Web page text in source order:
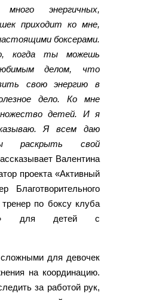
энергичных,
приходит ко мне,
боксерами.
когда ты можешь
делом, что
свою энергию в
дело. Ко мне
детей. И я
Я всем даю
раскрыть свой
Валентина
проекта «Активный
Благотворительного
по боксу клуба
для детей с
для девочек
на координацию.
за работой рук,